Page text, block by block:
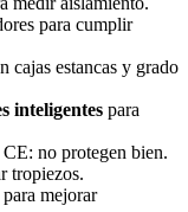
para cumplir
cajas estancas y grado
inteligentes para
no protegen bien.
tropiezos.
mejorar